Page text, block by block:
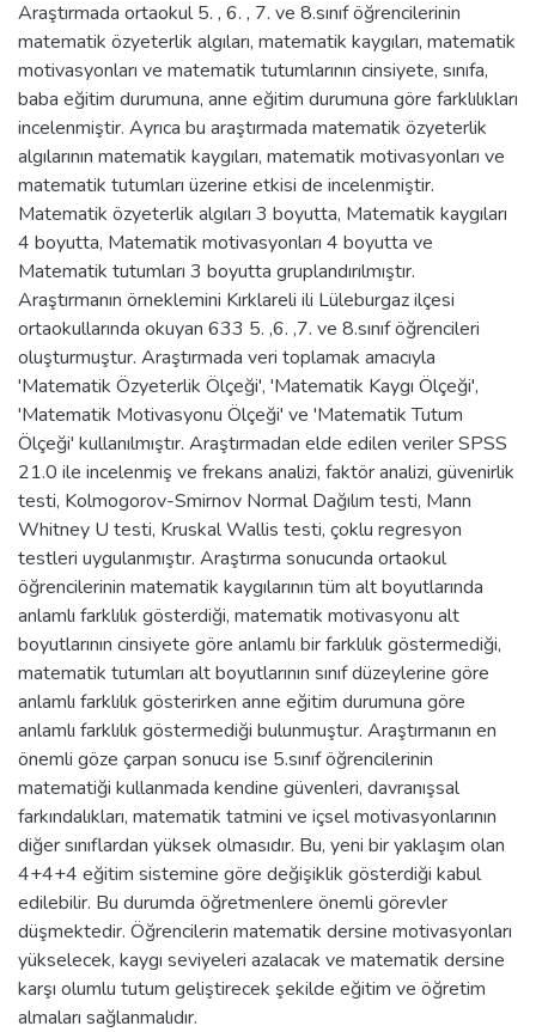
Araştırmada ortaokul 5. , 6. , 7. ve 8.sınıf öğrencilerinin
matematik özyeterlik algıları, matematik kaygıları, matematik
motivasyonları ve matematik tutumlarının cinsiyete, sınıfa,
baba eğitim durumuna, anne eğitim durumuna göre farklılıkları
incelenmiştir. Ayrıca bu araştırmada matematik özyeterlik
algılarının matematik kaygıları, matematik motivasyonları ve
matematik tutumları üzerine etkisi de incelenmiştir.
Matematik özyeterlik algıları 3 boyutta, Matematik kaygıları
4 boyutta, Matematik motivasyonları 4 boyutta ve
Matematik tutumları 3 boyutta gruplandırılmıştır.
Araştırmanın örneklemini Kırklareli ili Lüleburgaz ilçesi
ortaokullarında okuyan 633 5. ,6. ,7. ve 8.sınıf öğrencileri
oluşturmuştur. Araştırmada veri toplamak amacıyla
'Matematik Özyeterlik Ölçeği', 'Matematik Kaygı Ölçeği',
'Matematik Motivasyonu Ölçeği' ve 'Matematik Tutum
Ölçeği' kullanılmıştır. Araştırmadan elde edilen veriler SPSS
21.0 ile incelenmiş ve frekans analizi, faktör analizi, güvenirlik
testi, Kolmogorov-Smirnov Normal Dağılım testi, Mann
Whitney U testi, Kruskal Wallis testi, çoklu regresyon
testleri uygulanmıştır. Araştırma sonucunda ortaokul
öğrencilerinin matematik kaygılarının tüm alt boyutlarında
anlamlı farklılık gösterdiği, matematik motivasyonu alt
boyutlarının cinsiyete göre anlamlı bir farklılık göstermediği,
matematik tutumları alt boyutlarının sınıf düzeylerine göre
anlamlı farklılık gösterirken anne eğitim durumuna göre
anlamlı farklılık göstermediği bulunmuştur. Araştırmanın en
önemli göze çarpan sonucu ise 5.sınıf öğrencilerinin
matematiği kullanmada kendine güvenleri, davranışsal
farkındalıkları, matematik tatmini ve içsel motivasyonlarının
diğer sınıflardan yüksek olmasıdır. Bu, yeni bir yaklaşım olan
4+4+4 eğitim sistemine göre değişiklik gösterdiği kabul
edilebilir. Bu durumda öğretmenlere önemli görevler
düşmektedir. Öğrencilerin matematik dersine motivasyonları
yükselecek, kaygı seviyeleri azalacak ve matematik dersine
karşı olumlu tutum geliştirecek şekilde eğitim ve öğretim
almaları sağlanmalıdır.